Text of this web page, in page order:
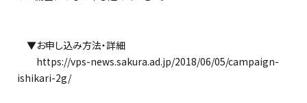
▼お申し込み方法・詳細
https://vps-news.sakura.ad.jp/2018/06/05/campaign-
ishikari-2g/